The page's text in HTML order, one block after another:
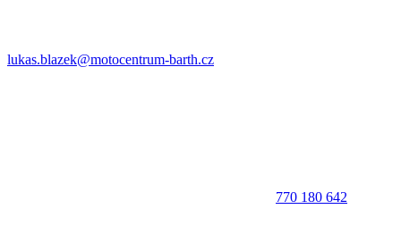
lukas.blazek@motocentrum-barth.cz
770 180 642